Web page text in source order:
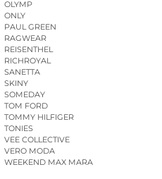
OLYMP
ONLY
PAUL GREEN
RAGWEAR
REISENTHEL
RICHROYAL
SANETTA
SKINY
SOMEDAY
TOM FORD
TOMMY HILFIGER
TONIES
VEE COLLECTIVE
VERO MODA
WEEKEND MAX MARA